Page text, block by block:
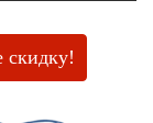
скидку!